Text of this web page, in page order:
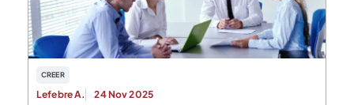
CREER
Lefebre A. 24 Nov 2025